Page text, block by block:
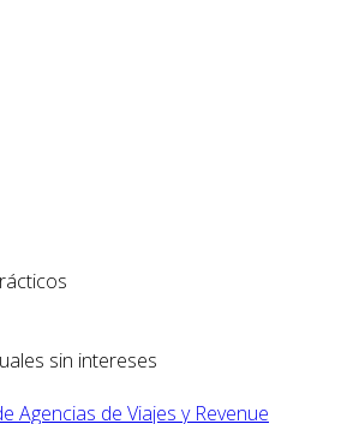
sin intereses
Agencias de Viajes y Revenue